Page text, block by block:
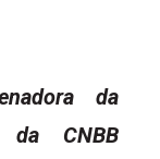
da
da CNBB